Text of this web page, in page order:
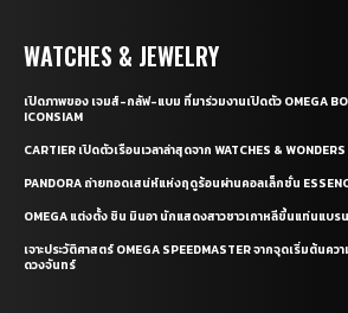
WATCHES & JEWELRY
เปิดภาพของ เจมส์-กลัฟ-แบม ที่มาร่วมงานเปิดตัว OMEGA
ICONSIAM
CARTIER เปิดตัวเรือนเวลาล่าสุดจาก WATCHES &
PANDORA ถ่ายทอดเสน่ห์แห่งฤดูร้อนผ่านคอลเล็กชั่น
OMEGA แต่งตั้ง ชิน มินอา นักแสดงสาวชาวเกาหลีขึ้นแท่นแบ
เจาะประวัติศาสตร์ OMEGA SPEEDMASTER จากจุดเริ่มต้นค
ดวงจันทร์